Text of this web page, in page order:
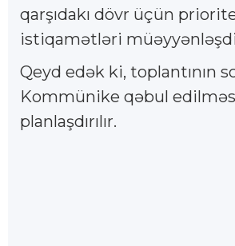
qarşıdakı dövr üçün
istiqamətləri
Qeyd edək ki, toplantının
Kommünike qəbul
planlaşdırılır.